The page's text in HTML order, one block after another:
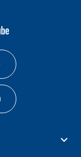
youtube-